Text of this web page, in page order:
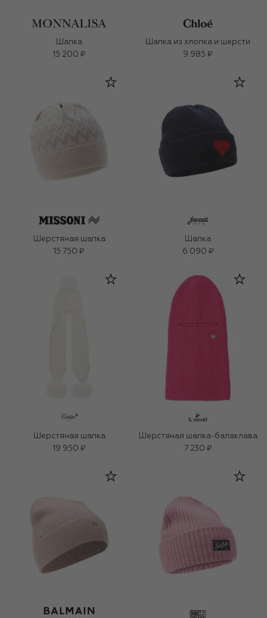
Шапка
15 200 ₽
Шапка из хлопка и шерсти
9 985 ₽
Шерстяная шапка
15 750 ₽
Шапка
6 090 ₽
Шерстяная шапка
19 950 ₽
Шерстяная шапка-балаклава
7 230 ₽